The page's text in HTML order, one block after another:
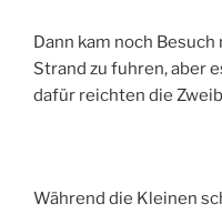
Dann kam noch
Strand zu fuhren, aber
dafür reichten die
Während die Kleinen